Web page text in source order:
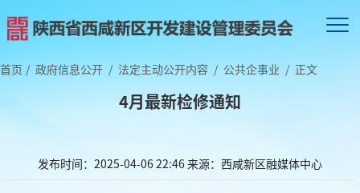
首页 / 政府信息公开 / 法定主动公开内容 / 公共企事业 / 正文
4月最新检修通知
发布时间：2025-04-06 22:46来源：西咸新区融媒体中心